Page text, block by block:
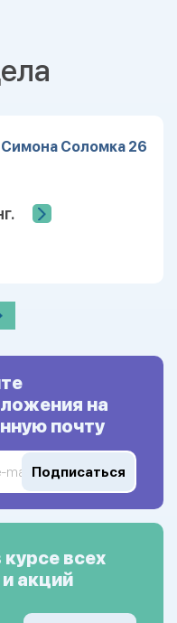
Симона Соломка 26
на
почту
Подписаться
курсе всех
акций